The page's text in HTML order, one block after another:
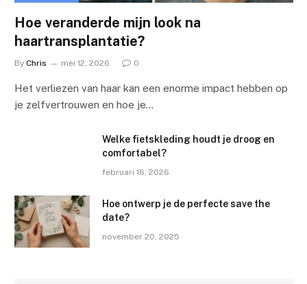
Hoe veranderde mijn look na
haartransplantatie?
By Chris mei 12, 2026 0
Het verliezen van haar kan een enorme impact hebben op
je zelfvertrouwen en hoe je…
Welke fietskleding houdt je droog en
comfortabel?
februari 16, 2026
Hoe ontwerp je de perfecte save the
date?
november 20, 2025